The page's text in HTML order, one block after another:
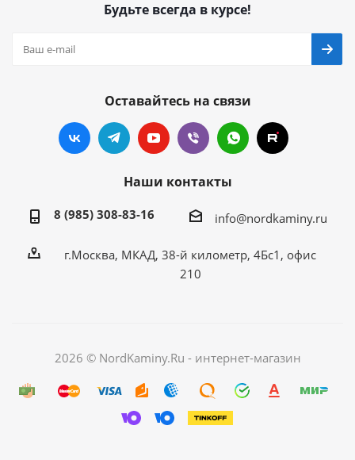
Будьте всегда в курсе!
Оставайтесь на связи
Наши контакты
8 (985) 308-83-16 info@nordkaminy.ru
г.Москва, МКАД, 38-й километр, 4Бс1, офис
210
2026 © NordKaminy.Ru - интернет-магазин